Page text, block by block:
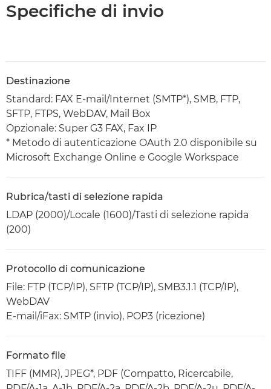
Specifiche di invio
Destinazione
Standard: FAX E-mail/Internet (SMTP*), SMB, FTP,
SFTP, FTPS, WebDAV, Mail Box
Opzionale: Super G3 FAX, Fax IP
* Metodo di autenticazione OAuth 2.0 disponibile su
Microsoft Exchange Online e Google Workspace
Rubrica/tasti di selezione rapida
LDAP (2000)/Locale (1600)/Tasti di selezione rapida
(200)
Protocollo di comunicazione
File: FTP (TCP/IP), SFTP (TCP/IP), SMB3.1.1 (TCP/IP),
WebDAV
E-mail/iFax: SMTP (invio), POP3 (ricezione)
Formato file
TIFF (MMR), JPEG*, PDF (Compatto, Ricercabile,